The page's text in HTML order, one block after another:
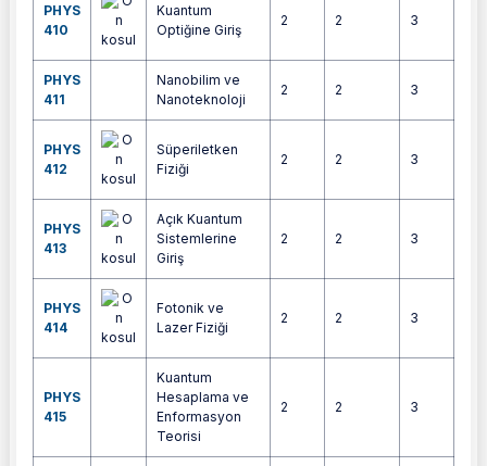
PHYS
410
Kuantum
Optiğine Giriş
2 2 3
PHYS
411
Nanobilim ve
Nanoteknoloji
2 2 3
PHYS
412
Süperiletken
Fiziği
2 2 3
PHYS
413
Açık Kuantum
Sistemlerine
Giriş
2 2 3
PHYS
414
Fotonik ve
Lazer Fiziği
2 2 3
PHYS
415
Kuantum
Hesaplama ve
Enformasyon
Teorisi
2 2 3